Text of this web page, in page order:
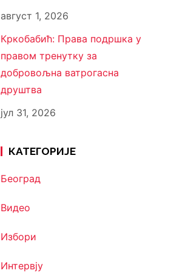
август 1, 2026
Кркобабић: Права подршка у
правом тренутку за
добровољна ватрогасна
друштва
јул 31, 2026
КАТЕГОРИЈЕ
Београд
Видео
Избори
Интервју